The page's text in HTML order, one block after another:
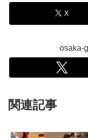
X
osaka-
関連記事